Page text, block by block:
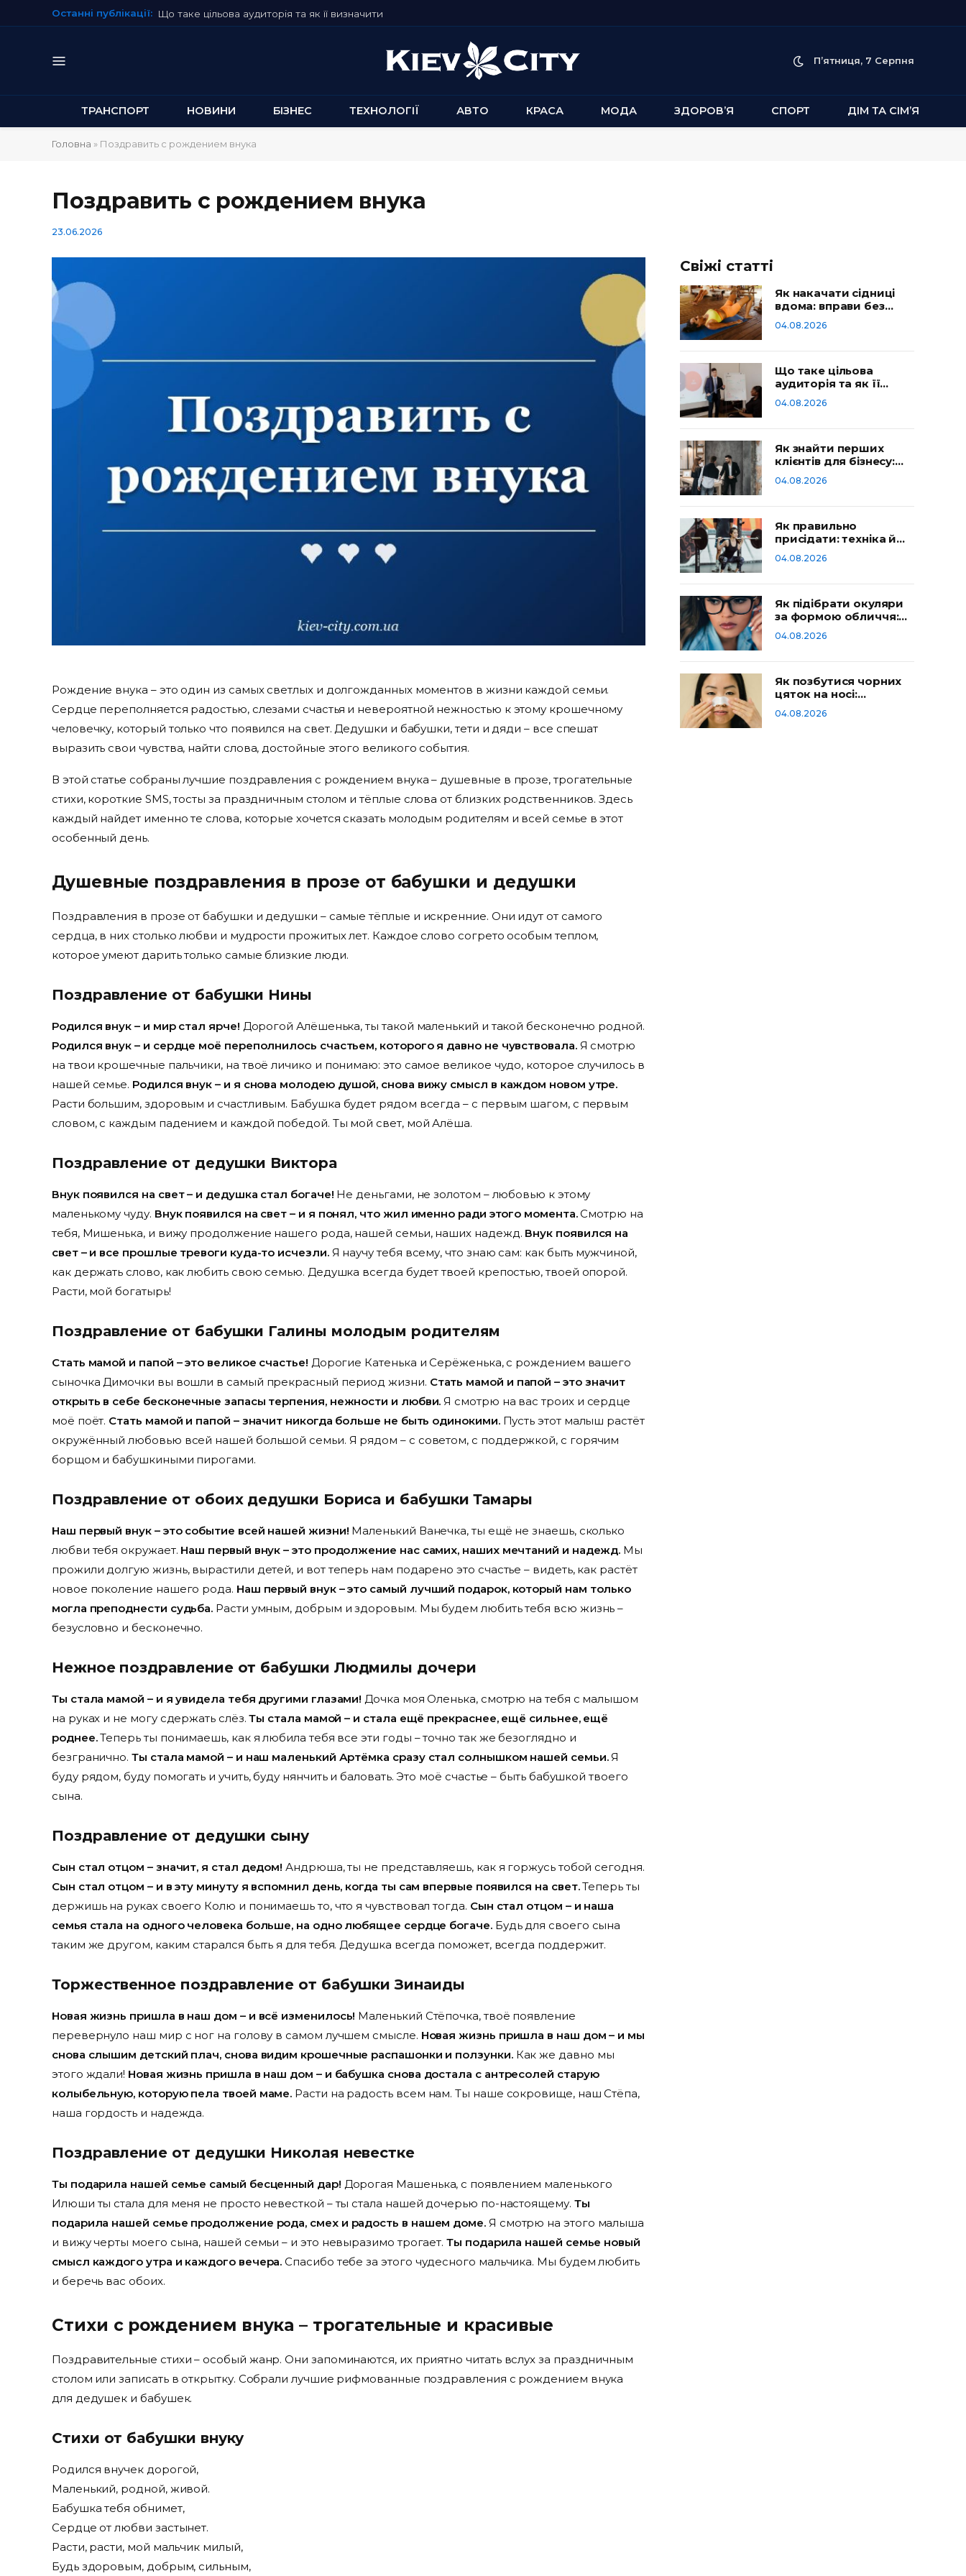
Останні публікації: Що таке цільова аудиторія та як її визначити
П’ятниця, 7 Серпня
ТРАНСПОРТ НОВИНИ БІЗНЕС ТЕХНОЛОГІЇ АВТО КРАСА МОДА ЗДОРОВ’Я СПОРТ ДІМ ТА СІМ’Я
Головна » Поздравить с рождением внука
Поздравить с рождением внука
23.06.2026
Рождение внука – это один из самых светлых и долгожданных моментов в жизни каждой семьи.
Сердце переполняется радостью, слезами счастья и невероятной нежностью к этому крошечному
человечку, который только что появился на свет. Дедушки и бабушки, тети и дяди – все спешат
выразить свои чувства, найти слова, достойные этого великого события.
В этой статье собраны лучшие поздравления с рождением внука – душевные в прозе, трогательные
стихи, короткие SMS, тосты за праздничным столом и тёплые слова от близких родственников. Здесь
каждый найдет именно те слова, которые хочется сказать молодым родителям и всей семье в этот
особенный день.
Душевные поздравления в прозе от бабушки и дедушки
Поздравления в прозе от бабушки и дедушки – самые тёплые и искренние. Они идут от самого
сердца, в них столько любви и мудрости прожитых лет. Каждое слово согрето особым теплом,
которое умеют дарить только самые близкие люди.
Поздравление от бабушки Нины
Родился внук – и мир стал ярче! Дорогой Алёшенька, ты такой маленький и такой бесконечно родной.
Родился внук – и сердце моё переполнилось счастьем, которого я давно не чувствовала.Я смотрю
на твои крошечные пальчики, на твоё личико и понимаю: это самое великое чудо, которое случилось в
нашей семье. Родился внук – и я снова молодею душой, снова вижу смысл в каждом новом утре.
Расти большим, здоровым и счастливым. Бабушка будет рядом всегда – с первым шагом, с первым
словом, с каждым падением и каждой победой. Ты мой свет, мой Алёша.
Поздравление от дедушки Виктора
Внук появился на свет – и дедушка стал богаче! Не деньгами, не золотом – любовью к этому
маленькому чуду. Внук появился на свет – и я понял, что жил именно ради этого момента.Смотрю на
тебя, Мишенька, и вижу продолжение нашего рода, нашей семьи, наших надежд. Внук появился на
свет – и все прошлые тревоги куда-то исчезли.Я научу тебя всему, что знаю сам: как быть мужчиной,
как держать слово, как любить свою семью. Дедушка всегда будет твоей крепостью, твоей опорой.
Расти, мой богатырь!
Поздравление от бабушки Галины молодым родителям
Стать мамой и папой – это великое счастье! Дорогие Катенька и Серёженька, с рождением вашего
сыночка Димочки вы вошли в самый прекрасный период жизни. Стать мамой и папой – это значит
открыть в себе бесконечные запасы терпения, нежности и любви. Я смотрю на вас троих и сердце
моё поёт. Стать мамой и папой – значит никогда больше не быть одинокими.Пусть этот малыш растёт
окружённый любовью всей нашей большой семьи. Я рядом – с советом, с поддержкой, с горячим
борщом и бабушкиными пирогами.
Поздравление от обоих дедушки Бориса и бабушки Тамары
Наш первый внук – это событие всей нашей жизни! Маленький Ванечка, ты ещё не знаешь, сколько
любви тебя окружает. Наш первый внук – это продолжение нас самих, наших мечтаний и надежд. Мы
прожили долгую жизнь, вырастили детей, и вот теперь нам подарено это счастье – видеть, как растёт
новое поколение нашего рода. Наш первый внук – это самый лучший подарок, который нам только
могла преподнести судьба. Расти умным, добрым и здоровым. Мы будем любить тебя всю жизнь –
безусловно и бесконечно.
Нежное поздравление от бабушки Людмилы дочери
Ты стала мамой – и я увидела тебя другими глазами! Дочка моя Оленька, смотрю на тебя с малышом
на руках и не могу сдержать слёз.Ты стала мамой – и стала ещё прекраснее, ещё сильнее, ещё
роднее.Теперь ты понимаешь, как я любила тебя все эти годы – точно так же безоглядно и
безгранично.Ты стала мамой – и наш маленький Артёмка сразу стал солнышком нашей семьи.Я
буду рядом, буду помогать и учить, буду нянчить и баловать. Это моё счастье – быть бабушкой твоего
сына.
Поздравление от дедушки сыну
Сын стал отцом – значит, я стал дедом! Андрюша, ты не представляешь, как я горжусь тобой сегодня.
Сын стал отцом – и в эту минуту я вспомнил день, когда ты сам впервые появился на свет.Теперь ты
держишь на руках своего Колю и понимаешь то, что я чувствовал тогда. Сын стал отцом – и наша
семья стала на одного человека больше, на одно любящее сердце богаче.Будь для своего сына
таким же другом, каким старался быть я для тебя. Дедушка всегда поможет, всегда поддержит.
Торжественное поздравление от бабушки Зинаиды
Новая жизнь пришла в наш дом – и всё изменилось! Маленький Стёпочка, твоё появление
перевернуло наш мир с ног на голову в самом лучшем смысле. Новая жизнь пришла в наш дом – и мы
снова слышим детский плач, снова видим крошечные распашонки и ползунки.Как же давно мы
этого ждали! Новая жизнь пришла в наш дом – и бабушка снова достала с антресолей старую
колыбельную, которую пела твоей маме. Расти на радость всем нам. Ты наше сокровище, наш Стёпа,
наша гордость и надежда.
Поздравление от дедушки Николая невестке
Ты подарила нашей семье самый бесценный дар! Дорогая Машенька, с появлением маленького
Илюши ты стала для меня не просто невесткой – ты стала нашей дочерью по-настоящему. Ты
подарила нашей семье продолжение рода, смех и радость в нашем доме.Я смотрю на этого малыша
и вижу черты моего сына, нашей семьи – и это невыразимо трогает.Ты подарила нашей семье новый
смысл каждого утра и каждого вечера. Спасибо тебе за этого чудесного мальчика. Мы будем любить
и беречь вас обоих.
Стихи с рождением внука – трогательные и красивые
Поздравительные стихи – особый жанр. Они запоминаются, их приятно читать вслух за праздничным
столом или записать в открытку. Собрали лучшие рифмованные поздравления с рождением внука
для дедушек и бабушек.
Стихи от бабушки внуку
Родился внучек дорогой,
Маленький, родной, живой.
Бабушка тебя обнимет,
Сердце от любви застынет.
Расти, расти, мой мальчик милый,
Будь здоровым, добрым, сильным,
Свіжі статті
Як накачати сідниці
вдома: вправи без
тренажерів
04.08.2026
Що таке цільова
аудиторія та як її
визначити
04.08.2026
Як знайти перших
клієнтів для бізнесу:
робочі способи
04.08.2026
Як правильно
присідати: техніка й
типові помилки
04.08.2026
Як підібрати окуляри
за формою обличчя:
гід
04.08.2026
Як позбутися чорних
цяток на носі:
домашній догляд
04.08.2026